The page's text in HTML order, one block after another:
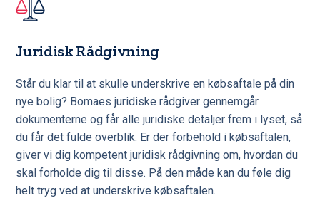
Juridisk Rådgivning
Står du klar til at skulle underskrive en købsaftale på din
nye bolig? Bomaes juridiske rådgiver gennemgår
dokumenterne og får alle juridiske detaljer frem i lyset, så
du får det fulde overblik. Er der forbehold i købsaftalen,
giver vi dig kompetent juridisk rådgivning om, hvordan du
skal forholde dig til disse. På den måde kan du føle dig
helt tryg ved at underskrive købsaftalen.